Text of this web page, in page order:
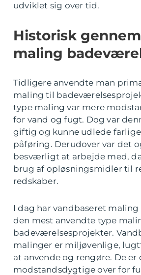
udviklet sig over tid.
Historisk
maling
Tidligere anvendte man
maling til
type maling var mere
for vand og fugt. Dog var
giftig og kunne udlede
påføring. Derudover var det
besværligt at arbejde med,
brug af opløsningsmidler til
redskaber.
I dag har vandbaseret
den mest anvendte type
badeværelsesprojekter.
malinger er miljøvenlige,
at anvende og rengøre. De er
modstandsdygtige over for